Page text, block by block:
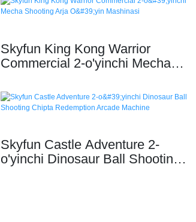
Skyfun King Kong Warrior
Commercial 2-o'yinchi Mecha
Skyfun Castle Adventure 2-
o'yinchi Dinosaur Ball Shooting